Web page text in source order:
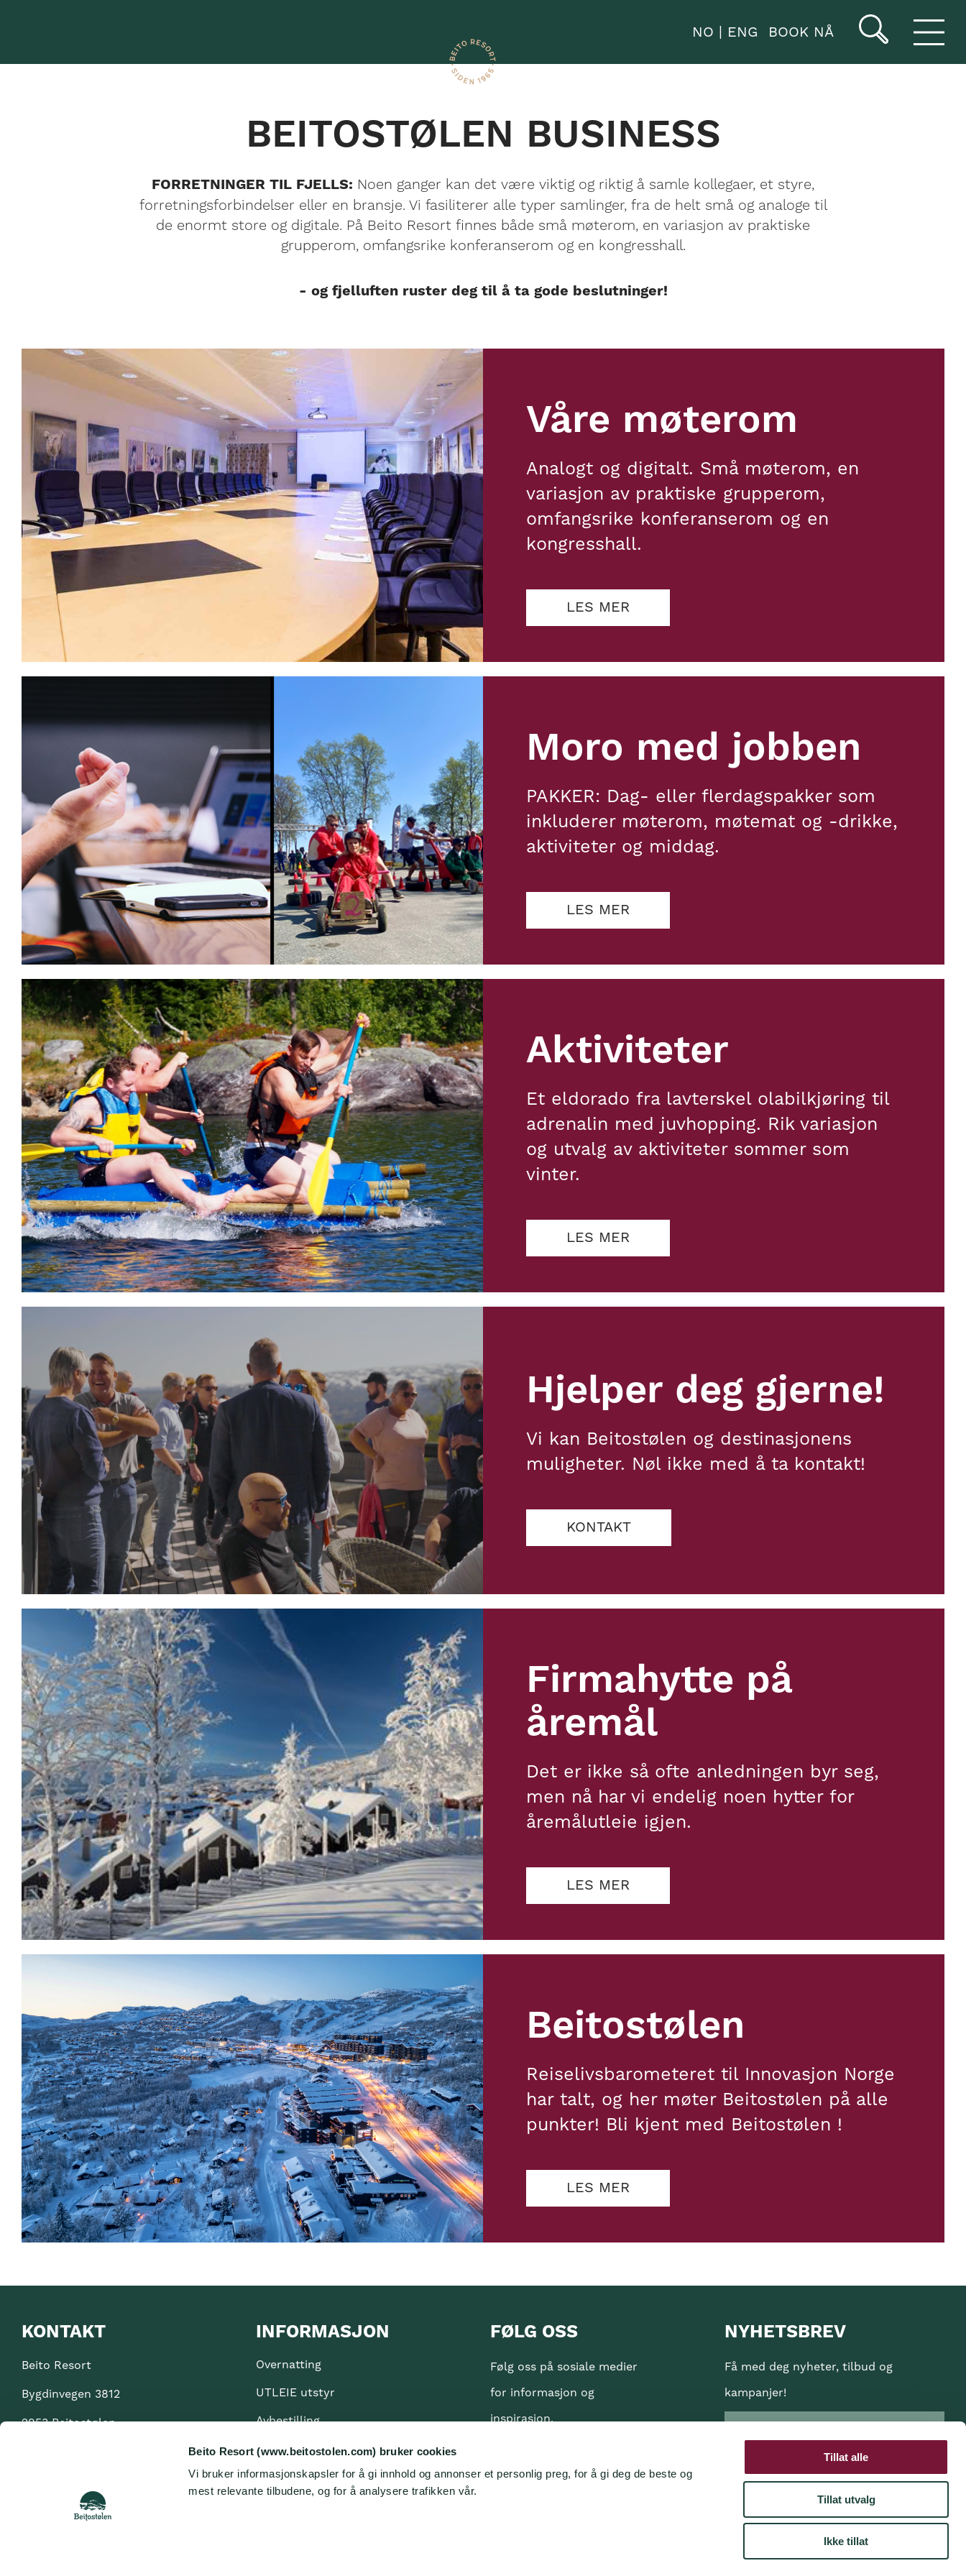
Beito Resort (www.beitostolen.com) bruker cookies
Vi bruker informasjonskapsler for å gi innhold og annonser et personlig preg, for å gi deg de beste og
mest relevante tilbudene, og for å analysere trafikken vår.
Tillat alle
Tillat utvalg
Ikke tillat
NO ENG BOOK NÅ
BEITOSTØLEN BUSINESS
FORRETNINGER TIL FJELLS: Noen ganger kan det være viktig og riktig å samle kollegaer, et styre,
forretningsforbindelser eller en bransje. Vi fasiliterer alle typer samlinger, fra de helt små og analoge til
de enormt store og digitale. På Beito Resort finnes både små møterom, en variasjon av praktiske
grupperom, omfangsrike konferanserom og en kongresshall.
- og fjelluften ruster deg til å ta gode beslutninger!
Våre møterom
Analogt og digitalt. Små møterom, en
variasjon av praktiske grupperom,
omfangsrike konferanserom og en
kongresshall.
LES MER
Moro med jobben
PAKKER: Dag- eller flerdagspakker som
inkluderer møterom, møtemat og -drikke,
aktiviteter og middag.
LES MER
Aktiviteter
Et eldorado fra lavterskel olabilkjøring til
adrenalin med juvhopping. Rik variasjon
og utvalg av aktiviteter sommer som
vinter.
LES MER
Hjelper deg gjerne!
Vi kan Beitostølen og destinasjonens
muligheter. Nøl ikke med å ta kontakt!
KONTAKT
Firmahytte på
åremål
Det er ikke så ofte anledningen byr seg,
men nå har vi endelig noen hytter for
åremålutleie igjen.
LES MER
Beitostølen
Reiselivsbarometeret til Innovasjon Norge
har talt, og her møter Beitostølen på alle
punkter! Bli kjent med Beitostølen !
LES MER
KONTAKT
Beito Resort
Bygdinvegen 3812
2953 Beitostølen
info@beito.com
INFORMASJON
Overnatting
UTLEIE utstyr
Avbestilling
Personvernerklæring
Åpenhetsloven
FØLG OSS
Følg oss på sosiale medier
for informasjon og
inspirasjon.
NYHETSBREV
Få med deg nyheter, tilbud og
kampanjer!
Ja jeg ønsker å motta informasjon på
e-post